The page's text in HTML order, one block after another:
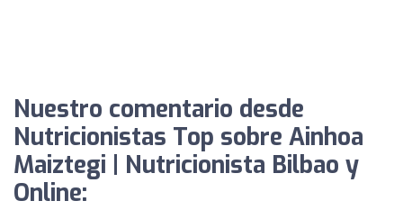
Nuestro comentario desde
Nutricionistas Top sobre Ainhoa
Maiztegi | Nutricionista Bilbao y
Online: